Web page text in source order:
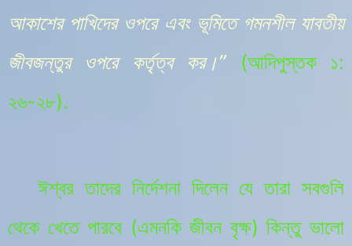
আকাশের পাখিদের ওপরে এবং ভূমিতে গমনশীল যাবতীয়
জীবজন্তুর ওপরে কর্তৃত্ব কর।” (আদিপুস্তক ১:
২৬-২৮).
ঈশ্বর তাদের নির্দেশনা দিলেন যে তারা সবগুলি
থেকে খেতে পারবে (এমনকি জীবন বৃক্ষ) কিন্তু ভালো